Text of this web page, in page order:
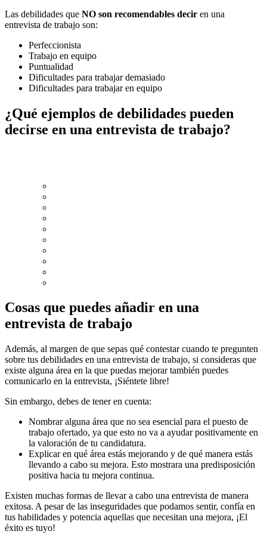
Las debilidades que NO son recomendables decir en una
entrevista de trabajo son:
Perfeccionista
Trabajo en equipo
Puntualidad
Dificultades para trabajar demasiado
Dificultades para trabajar en equipo
¿Qué ejemplos de debilidades pueden
decirse en una entrevista de trabajo?
Cosas que puedes añadir en una
entrevista de trabajo
Además, al margen de que sepas qué contestar cuando te pregunten
sobre tus debilidades en una entrevista de trabajo, si consideras que
existe alguna área en la que puedas mejorar también puedes
comunicarlo en la entrevista, ¡Siéntete libre!
Sin embargo, debes de tener en cuenta:
Nombrar alguna área que no sea esencial para el puesto de
trabajo ofertado, ya que esto no va a ayudar positivamente en
la valoración de tu candidatura.
Explicar en qué área estás mejorando y de qué manera estás
llevando a cabo su mejora. Esto mostrara una predisposición
positiva hacia tu mejora continua.
Existen muchas formas de llevar a cabo una entrevista de manera
exitosa. A pesar de las inseguridades que podamos sentir, confía en
tus habilidades y potencia aquellas que necesitan una mejora, ¡El
éxito es tuyo!